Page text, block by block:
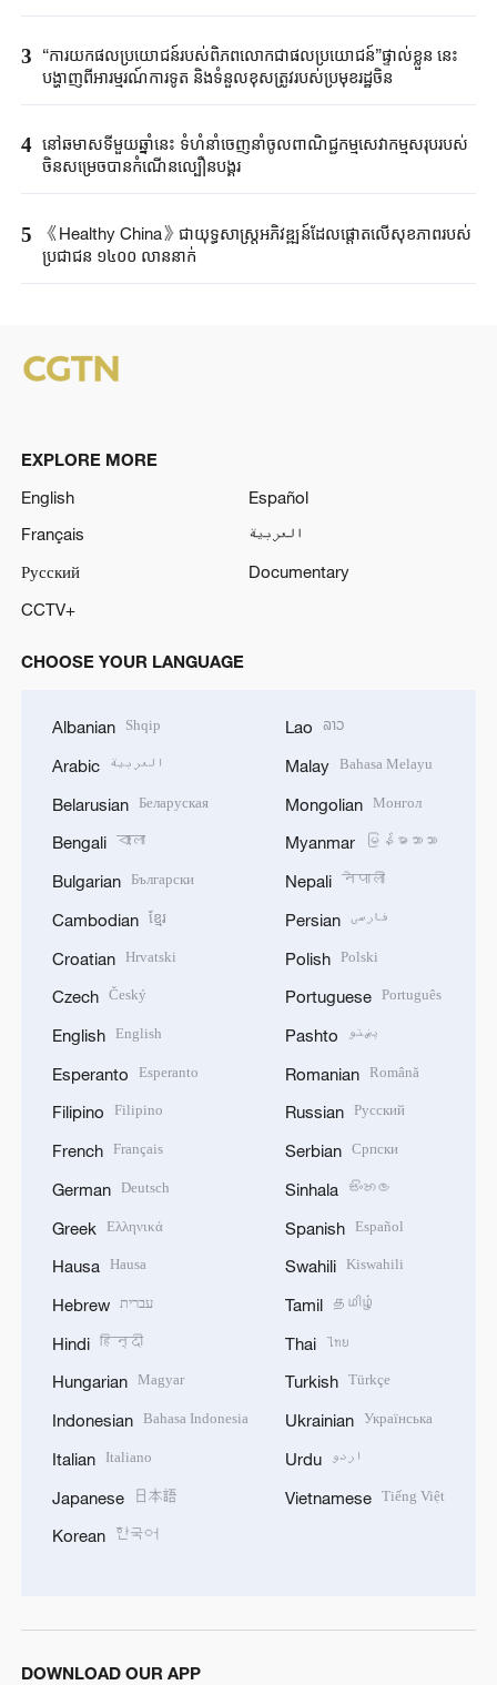
3
“ការយកផលប្រយោជន៍របស់ពិភពលោកជាផលប្រយោជន៍”ផ្ទាល់ខ្លួន នេះ
បង្ហាញពីអារម្មរណ៍ការទូត និងទំនួលខុសត្រូវរបស់ប្រមុខរដ្ឋចិន
4 នៅឆមាសទីមួយឆ្នាំនេះ ទំហំនាំចេញនាំចូលពាណិជ្ជកម្មសេវាកម្មសរុបរបស់
ចិនសម្រេចបានកំណើនល្បឿនបង្គួរ
5
《Healthy China》​ជា​យុទ្ធសាស្ត្រ​អភិវឌ្ឍន៍​ដែលផ្តោត​លើ​សុខភាព​របស់​
ប្រជាជន ​១៤០០ ​លាន​នាក់​​
EXPLORE MORE
English
Español
Français
العربية
Русский
Documentary
CCTV+
CHOOSE YOUR LANGUAGE
Albanian Shqip
Arabic العربية
Belarusian Беларуская
Bengali বাংলা
Bulgarian Български
Cambodian ខ្មែរ
Croatian Hrvatski
Czech Český
English English
Esperanto Esperanto
Filipino Filipino
French Français
German Deutsch
Greek Ελληνικά
Hausa Hausa
Hebrew עברית
Hindi हिन्दी
Hungarian Magyar
Indonesian Bahasa Indonesia
Italian Italiano
Japanese 日本語
Korean 한국어
Lao ລາວ
Malay Bahasa Melayu
Mongolian Монгол
Myanmar မြန်မာဘာသာ
Nepali नेपाली
Persian فارسی
Polish Polski
Portuguese Português
Pashto پښتو
Romanian Română
Russian Русский
Serbian Српски
Sinhala සිංහල
Spanish Español
Swahili Kiswahili
Tamil தமிழ்
Thai ไทย
Turkish Türkçe
Ukrainian Українська
Urdu اردو
Vietnamese Tiếng Việt
DOWNLOAD OUR APP